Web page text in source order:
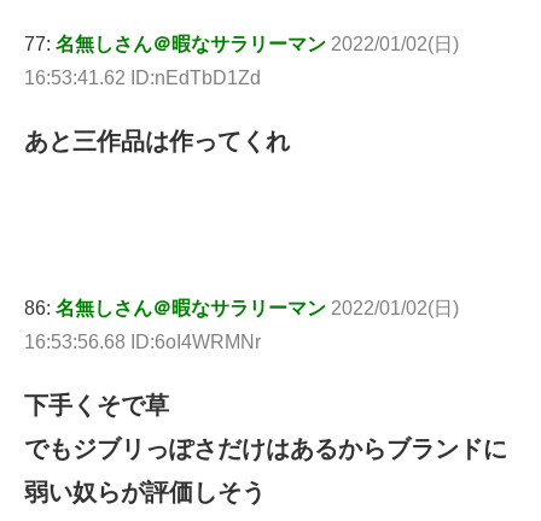
77: 名無しさん＠暇なサラリーマン 2022/01/02(日)
16:53:41.62 ID:nEdTbD1Zd
あと三作品は作ってくれ
86: 名無しさん＠暇なサラリーマン 2022/01/02(日)
16:53:56.68 ID:6oI4WRMNr
下手くそで草
でもジブリっぽさだけはあるからブランドに
弱い奴らが評価しそう